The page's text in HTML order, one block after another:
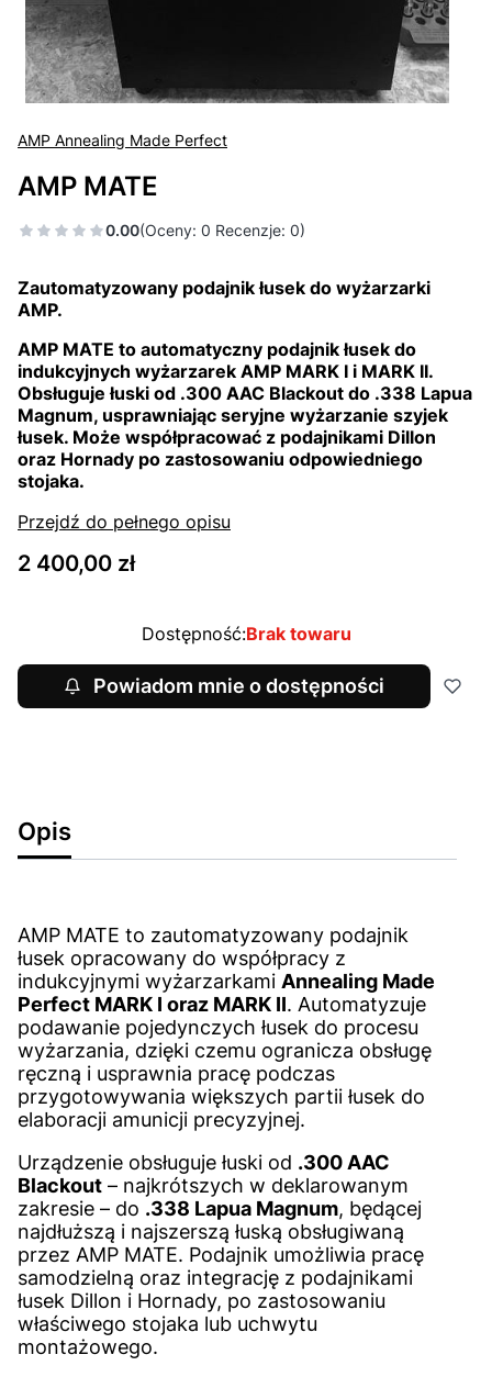
AMP Annealing Made Perfect
AMP MATE
0.00(Oceny: 0 Recenzje: 0)
Zautomatyzowany podajnik łusek do wyżarzarki
AMP.
AMP MATE to automatyczny podajnik łusek do
indukcyjnych wyżarzarek AMP MARK I i MARK II.
Obsługuje łuski od .300 AAC Blackout do .338 Lapua
Magnum, usprawniając seryjne wyżarzanie szyjek
łusek. Może współpracować z podajnikami Dillon
oraz Hornady po zastosowaniu odpowiedniego
stojaka.
Przejdź do pełnego opisu
Cena
2 400,00 zł
Dostępność:Brak towaru
Powiadom mnie o dostępności
Opis
AMP MATE to zautomatyzowany podajnik
łusek opracowany do współpracy z
indukcyjnymi wyżarzarkami Annealing Made
Perfect MARK I oraz MARK II. Automatyzuje
podawanie pojedynczych łusek do procesu
wyżarzania, dzięki czemu ogranicza obsługę
ręczną i usprawnia pracę podczas
przygotowywania większych partii łusek do
elaboracji amunicji precyzyjnej.
Urządzenie obsługuje łuski od .300 AAC
Blackout – najkrótszych w deklarowanym
zakresie – do .338 Lapua Magnum, będącej
najdłuższą i najszerszą łuską obsługiwaną
przez AMP MATE. Podajnik umożliwia pracę
samodzielną oraz integrację z podajnikami
łusek Dillon i Hornady, po zastosowaniu
właściwego stojaka lub uchwytu
montażowego.